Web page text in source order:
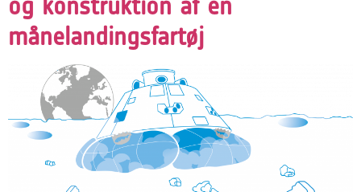
månelandingsfartøj